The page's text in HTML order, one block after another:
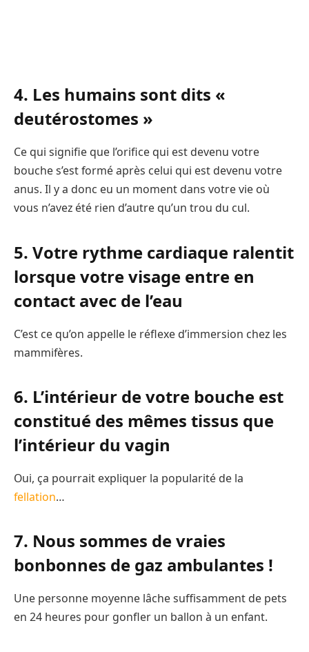
4. Les humains sont dits «
deutérostomes »
Ce qui signifie que l’orifice qui est devenu votre
bouche s’est formé après celui qui est devenu votre
anus. Il y a donc eu un moment dans votre vie où
vous n’avez été rien d’autre qu’un trou du cul.
5. Votre rythme cardiaque ralentit
lorsque votre visage entre en
contact avec de l’eau
C’est ce qu’on appelle le réflexe d’immersion chez les
mammifères.
6. L’intérieur de votre bouche est
constitué des mêmes tissus que
l’intérieur du vagin
Oui, ça pourrait expliquer la popularité de la
fellation…
7. Nous sommes de vraies
bonbonnes de gaz ambulantes !
Une personne moyenne lâche suffisamment de pets
en 24 heures pour gonfler un ballon à un enfant.